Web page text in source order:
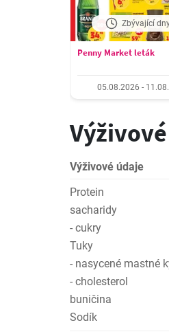
Zbývající
Penny Market leták
05.08.2026 -
Výživové údaje
Protein
sacharidy
- cukry
Tuky
- nasycené mastné
- cholesterol
buničina
Sodík